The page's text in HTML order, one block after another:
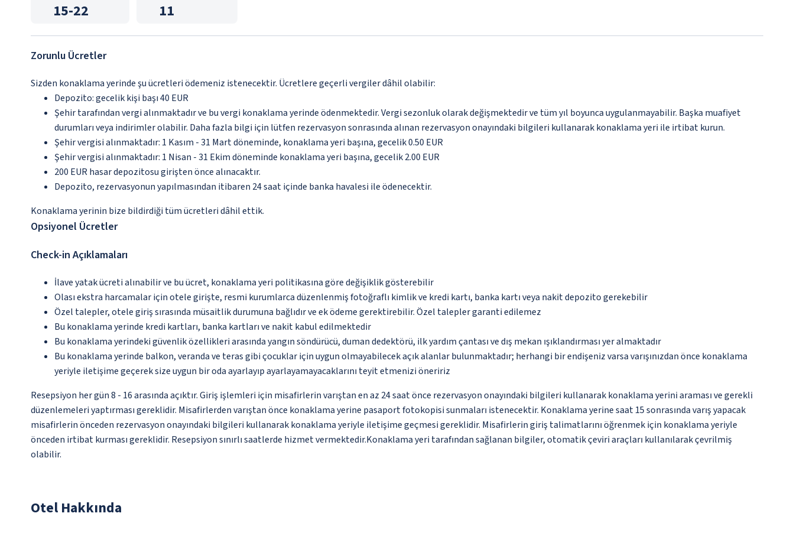
15-22 11
Zorunlu Ücretler
Sizden konaklama yerinde şu ücretleri ödemeniz istenecektir. Ücretlere geçerli vergiler dâhil olabilir:
Depozito: gecelik kişi başı 40 EUR
Şehir tarafından vergi alınmaktadır ve bu vergi konaklama yerinde ödenmektedir. Vergi sezonluk olarak değişmektedir ve tüm yıl boyunca uygulanmayabilir. Başka muafiyet
durumları veya indirimler olabilir. Daha fazla bilgi için lütfen rezervasyon sonrasında alınan rezervasyon onayındaki bilgileri kullanarak konaklama yeri ile irtibat kurun.
Şehir vergisi alınmaktadır: 1 Kasım - 31 Mart döneminde, konaklama yeri başına, gecelik 0.50 EUR
Şehir vergisi alınmaktadır: 1 Nisan - 31 Ekim döneminde konaklama yeri başına, gecelik 2.00 EUR
200 EUR hasar depozitosu girişten önce alınacaktır.
Depozito, rezervasyonun yapılmasından itibaren 24 saat içinde banka havalesi ile ödenecektir.
Konaklama yerinin bize bildirdiği tüm ücretleri dâhil ettik.
Opsiyonel Ücretler
Check-in Açıklamaları
İlave yatak ücreti alınabilir ve bu ücret, konaklama yeri politikasına göre değişiklik gösterebilir
Olası ekstra harcamalar için otele girişte, resmi kurumlarca düzenlenmiş fotoğraflı kimlik ve kredi kartı, banka kartı veya nakit depozito gerekebilir
Özel talepler, otele giriş sırasında müsaitlik durumuna bağlıdır ve ek ödeme gerektirebilir. Özel talepler garanti edilemez
Bu konaklama yerinde kredi kartları, banka kartları ve nakit kabul edilmektedir
Bu konaklama yerindeki güvenlik özellikleri arasında yangın söndürücü, duman dedektörü, ilk yardım çantası ve dış mekan ışıklandırması yer almaktadır
Bu konaklama yerinde balkon, veranda ve teras gibi çocuklar için uygun olmayabilecek açık alanlar bulunmaktadır; herhangi bir endişeniz varsa varışınızdan önce konaklama
yeriyle iletişime geçerek size uygun bir oda ayarlayıp ayarlayamayacaklarını teyit etmenizi öneririz
Resepsiyon her gün 8 - 16 arasında açıktır. Giriş işlemleri için misafirlerin varıştan en az 24 saat önce rezervasyon onayındaki bilgileri kullanarak konaklama yerini araması ve gerekli
düzenlemeleri yaptırması gereklidir. Misafirlerden varıştan önce konaklama yerine pasaport fotokopisi sunmaları istenecektir. Konaklama yerine saat 15 sonrasında varış yapacak
misafirlerin önceden rezervasyon onayındaki bilgileri kullanarak konaklama yeriyle iletişime geçmesi gereklidir. Misafirlerin giriş talimatlarını öğrenmek için konaklama yeriyle
önceden irtibat kurması gereklidir. Resepsiyon sınırlı saatlerde hizmet vermektedir.Konaklama yeri tarafından sağlanan bilgiler, otomatik çeviri araçları kullanılarak çevrilmiş
olabilir.
Otel Hakkında